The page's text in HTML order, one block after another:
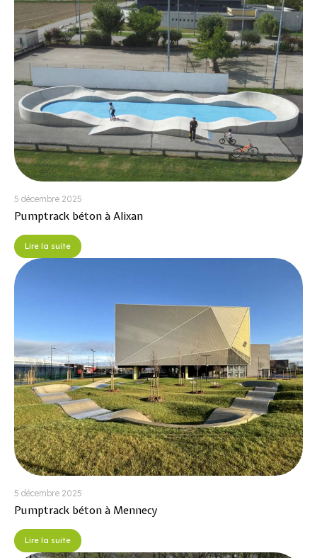
5 décembre 2025
Pumptrack béton à Alixan
Lire la suite
5 décembre 2025
Pumptrack béton à Mennecy
Lire la suite